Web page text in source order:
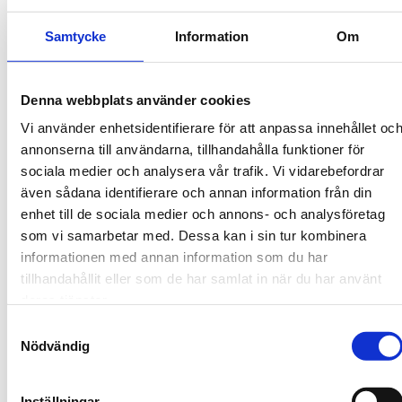
Samtycke Information Om
Denna webbplats använder cookies
Vi använder enhetsidentifierare för att anpassa innehållet och
annonserna till användarna, tillhandahålla funktioner för
sociala medier och analysera vår trafik. Vi vidarebefordrar
även sådana identifierare och annan information från din
enhet till de sociala medier och annons- och analysföretag
som vi samarbetar med. Dessa kan i sin tur kombinera
informationen med annan information som du har
tillhandahållit eller som de har samlat in när du har använt
Nödvändig